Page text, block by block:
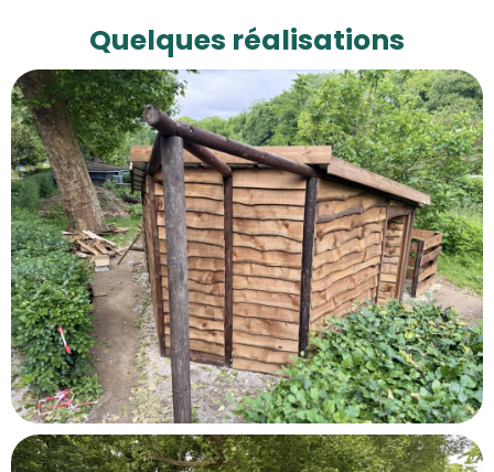
Quelques réalisations